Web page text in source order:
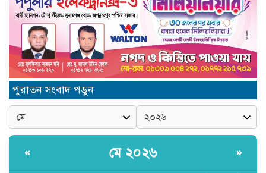
জগন্নাথপুরে সানোয়ার হাসান সুনুকে
নিয়ে কুরুচিপূর্ণ মন্তব্যের নিন্দা জানালো
বিএনপি
জগন্নাথপুরে হত্যা মামলার আসামিদের
বাড়িঘরে হামলা-লুটপাটের অভিযোগ
জগন্নাথপুর প্রেসক্লাবের সাধারণ সম্পাদক
সানোয়ার হাসান সুনুকে নিয়ে কুরুচিপূর্ণ
পুরাতন সংবাদ পড়ুন
« মে ২০২৬ »